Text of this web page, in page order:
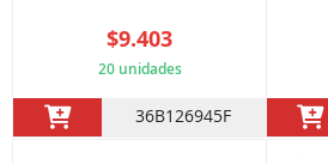
$9.403
20 unidades
36B126945F